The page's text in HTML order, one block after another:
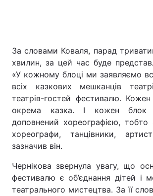
За словами Коваля, парад
хвилин, за цей час буде
«У кожному блоці ми заявляємо
всіх казкових мешканців
театрів-гостей фестивалю.
окрема казка. І кожен
доповнений хореографією, тобто
хореографи, танцівники,
зазначив він.
Чернікова звернула увагу, що
фестивалю є об’єднання дітей і
театрального мистецтва. За її